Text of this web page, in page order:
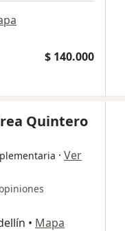
$ 140.000
Quintero
· Ver
• Mapa